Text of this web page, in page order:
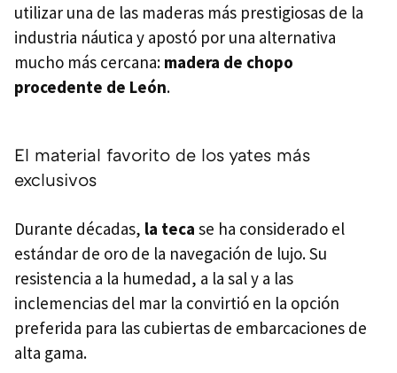
utilizar una de las maderas más prestigiosas de la
industria náutica y apostó por una alternativa
mucho más cercana: madera de chopo
procedente de León.
El material favorito de los yates más
exclusivos
Durante décadas, la teca se ha considerado el
estándar de oro de la navegación de lujo. Su
resistencia a la humedad, a la sal y a las
inclemencias del mar la convirtió en la opción
preferida para las cubiertas de embarcaciones de
alta gama.